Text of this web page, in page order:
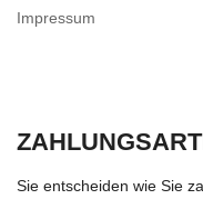
Impressum
Sie entscheiden wie Sie